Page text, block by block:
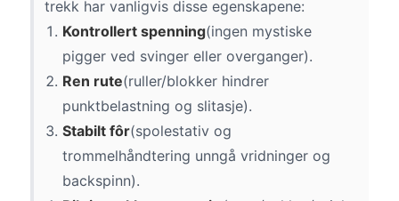
trekk har vanligvis disse egenskapene:
Kontrollert spenning(ingen mystiske
pigger ved svinger eller overganger).
Ren rute(ruller/blokker hindrer
punktbelastning og slitasje).
Stabilt fôr(spolestativ og
trommelhåndtering unngå vridninger og
backspinn).